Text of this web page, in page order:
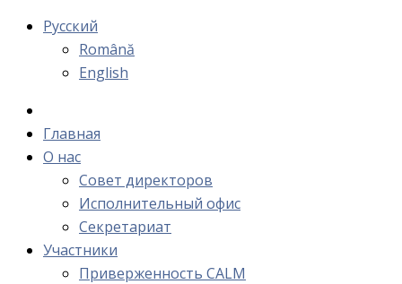
Русский
Română
English
Главная
О нас
Cовет директоров
Исполнительный офис
Cекретариат
Участники
Приверженность CALM